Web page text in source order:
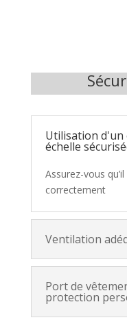
Utilisation d'un
échelle
Assurez-vous
correctement
Ventilation
Port de
protection